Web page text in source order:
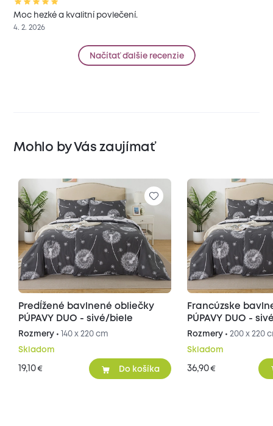
Moc hezké a kvalitní povlečení.
4. 2. 2026
Načítať ďalšie recenzie
Mohlo by Vás zaujímať
Predĺžené bavlnené obliečky
PÚPAVY DUO - sivé/biele
Rozmery • 140 x 220 cm
Skladom
19,10€ Do košíka
Francúzske
PÚPAVY DUO -
Rozmery •200 x 220
Skladom
36,90€